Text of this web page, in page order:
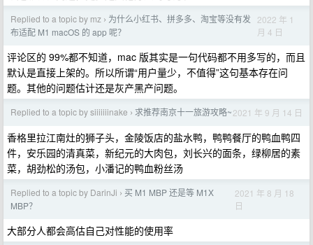
Replied to a topic by mz › 为什么小红书、拼多多、淘宝等没有发
布适配 M1 macOS 的 app 呢？
2022 年 1
月 4 日
评论区的 99%都不知道，mac 版其实是一句代码都不用多写的，而且
默认是直接上架的。所以所谓“用户量少，不值得”这句基本存在问
题。其他的问题估计还是灰产黑产问题。
Replied to a topic by siiiiiiinake › 求推荐南京十一旅游攻略~2021 年 9 月 14 日
香格里拉江南灶的狮子头，金陵饭店的盐水鸭，鸭鸭餐厅的鸭血鸭四
件，安乐园的清真菜，新纪元的大肉包，刘长兴的面条，绿柳居的素
菜，胡劲松的汤包，小潘记的鸭血粉丝汤
Replied to a topic by DarinJi › 买 M1 MBP 还是等 M1X
MBP？
2021 年 8 月 18
日
大部分人都会高估自己对性能的使用率